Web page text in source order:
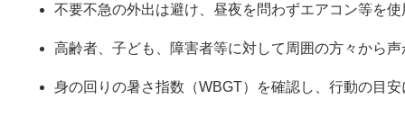
不要不急の外出は避け、昼夜を問わずエアコン等を使
高齢者、子ども、障害者等に対して周囲の方々から
身の回りの暑さ指数（WBGT）を確認し、行動の目安